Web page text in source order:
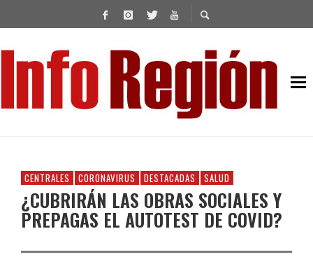
CENTRALES CORONAVIRUS DESTACADAS SALUD
¿CUBRIRÁN LAS OBRAS SOCIALES Y
PREPAGAS EL AUTOTEST DE COVID?